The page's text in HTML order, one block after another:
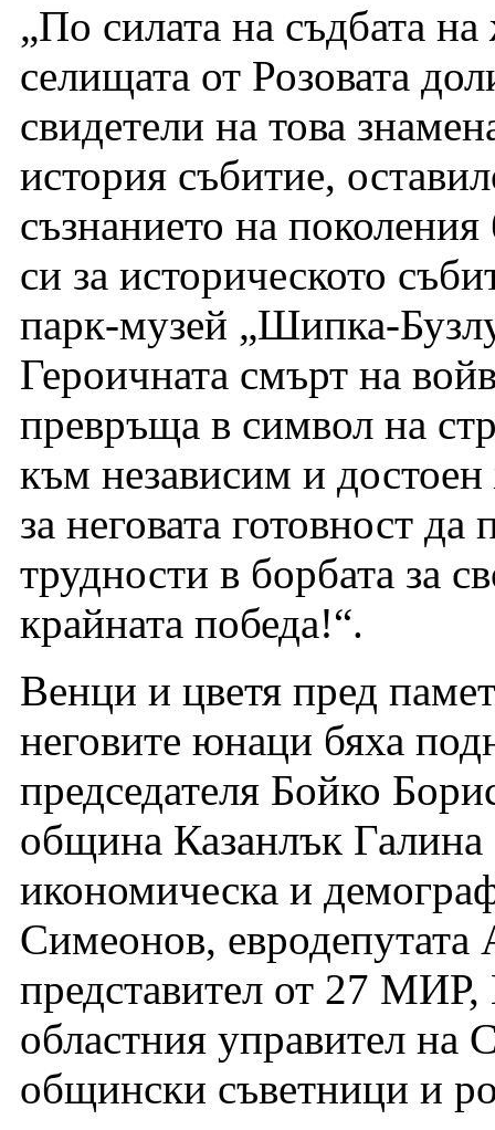
„По силата на съдбата
селищата от Розовата
свидетели на това
история събитие,
съзнанието на поколения
си за историческото
парк-музей „Шипка-
Героичната смърт на
превръща в символ на
към независим и достоен
за неговата готовност
трудности в борбата за
крайната победа!“.
Венци и цветя пред
неговите юнаци бяха
председателя Бойко
община Казанлък
икономическа и
Симеонов,
представител от 27
областния управител на
общински съветници и